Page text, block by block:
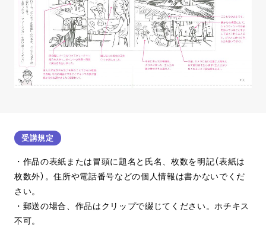
受講規定
・作品の表紙または冒頭に題名と氏名、枚数を明記（表紙は
枚数外）。住所や電話番号などの個人情報は書かないでくだ
さい。
・郵送の場合、作品はクリップで綴じてください。ホチキス
不可。